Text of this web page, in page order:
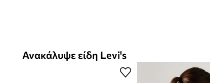
Ανακάλυψε είδη Levi's